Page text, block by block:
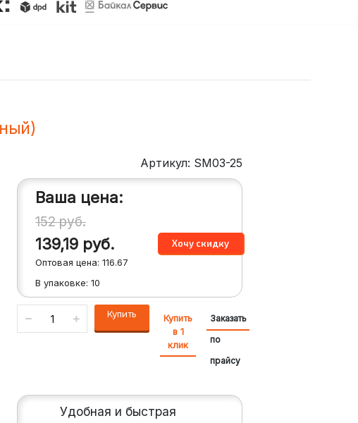
Артикул: SM03-25
Ваша цена:
152руб.
139,19 руб.
Оптовая цена:116.67
В упаковке:10
Купить
Купить
в 1
клик
Заказать
по
прайсу
Удобная и быстрая